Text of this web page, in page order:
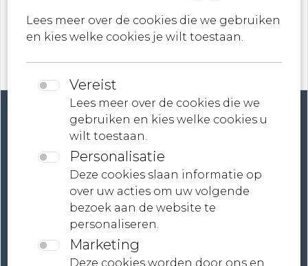
Account
Contact
Neem contact met ons op
Voorwaarden
Lees meer over de cookies die we gebruiken
en kies welke cookies je wilt toestaan.
Vereist
Lees meer over de cookies die we
gebruiken en kies welke cookies u
wilt toestaan.
Personalisatie
Deze cookies slaan informatie op
over uw acties om uw volgende
bezoek aan de website te
personaliseren.
Marketing
Deze cookies worden door ons en